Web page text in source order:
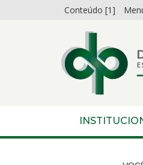
para
Conteúdo [1]
do
menu
INICIAL